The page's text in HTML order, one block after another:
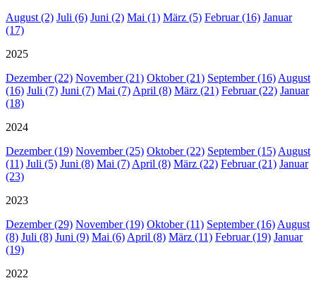
August (2) Juli (6) Juni (2) Mai (1) März (5) Februar (16) Januar
(17)
2025
Dezember (22) November (21) Oktober (21) September (16) August
(16) Juli (7) Juni (7) Mai (7) April (8) März (21) Februar (22) Januar
(18)
2024
Dezember (19) November (25) Oktober (22) September (15) August
(11) Juli (5) Juni (8) Mai (7) April (8) März (22) Februar (21) Januar
(23)
2023
Dezember (29) November (19) Oktober (11) September (16) August
(8) Juli (8) Juni (9) Mai (6) April (8) März (11) Februar (19) Januar
(19)
2022